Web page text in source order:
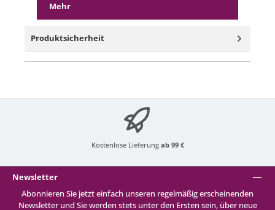
Mehr
Produktsicherheit
Kostenlose Lieferung ab 99 €
Newsletter
Abonnieren Sie jetzt einfach unseren regelmäßig erscheinenden
Newsletter und Sie werden stets unter den Ersten sein, über neue